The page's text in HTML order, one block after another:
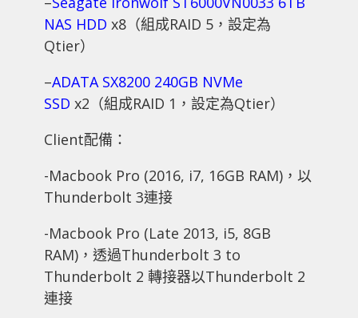
NAS HDD x8（組成RAID 5，設定為
Qtier）
–ADATA SX8200 240GB NVMe
SSD x2（組成RAID 1，設定為Qtier）
Client配備：
-Macbook Pro (2016, i7, 16GB RAM)，以
Thunderbolt 3連接
-Macbook Pro (Late 2013, i5, 8GB
RAM)，透過Thunderbolt 3 to
Thunderbolt 2 轉接器以Thunderbolt 2
連接